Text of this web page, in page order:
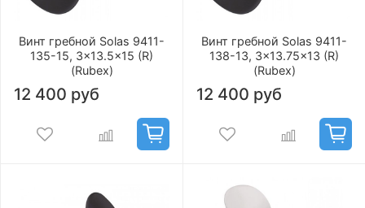
Винт гребной Solas 9411-
135-15, 3x13.5x15 (R)
(Rubex)
12 400 руб
Винт гребной Solas 9411-
138-13, 3x13.75x13 (R)
(Rubex)
12 400 руб